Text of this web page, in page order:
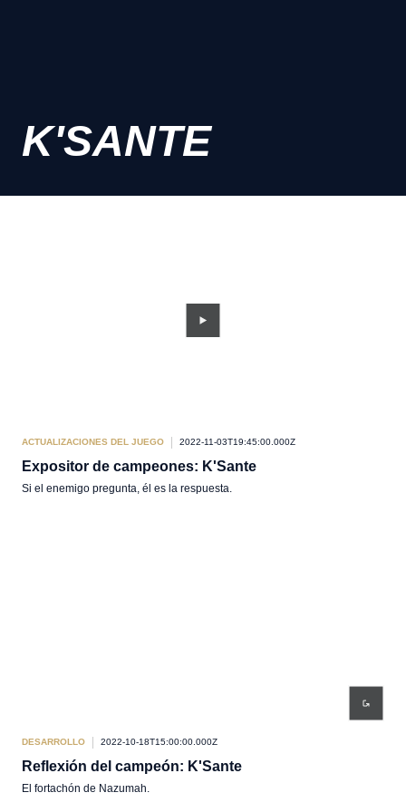
K'SANTE
ACTUALIZACIONES DEL JUEGO 2022-11-03T19:45:00.000Z
Expositor de campeones: K'Sante
Si el enemigo pregunta, él es la respuesta.
DESARROLLO 2022-10-18T15:00:00.000Z
Reflexión del campeón: K'Sante
El fortachón de Nazumah.